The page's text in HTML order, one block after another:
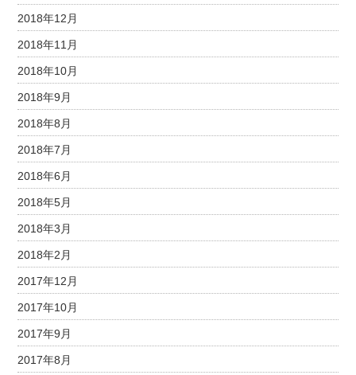
2018年12月
2018年11月
2018年10月
2018年9月
2018年8月
2018年7月
2018年6月
2018年5月
2018年3月
2018年2月
2017年12月
2017年10月
2017年9月
2017年8月